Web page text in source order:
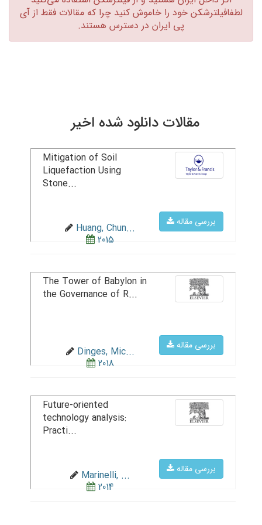
لطفافیلترشکن خود را خاموش کنید چرا که مقالات فقط از آی
پی ایران در دسترس هستند.‏
مقالات دانلود شده اخیر
بررسی مقاله
Mitigation of Soil
Liquefaction Using
Stone...
Huang, Chun...
2015
بررسی مقاله
The Tower of Babylon in
the Governance of R...
Dinges, Mic...
2018
بررسی مقاله
Future-oriented
technology analysis:
Practi...
Marinelli, ...
2014